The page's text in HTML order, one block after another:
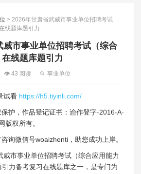
> 2026年甘肃省武威市事业单位招聘考试
线题库题引力
威市事业单位招聘考试（综合
线题库题引力
👁 43 阅读 📂 事业单位
试看 https://h5.tiyinli.com/
护，作品登记证书：渝作登字-2016-A-
版权所有。
询微信号woaizhenti，助您成功上岸。
威市事业单位招聘考试（综合应用能力
引力备考复习在线题库之一，是专门为